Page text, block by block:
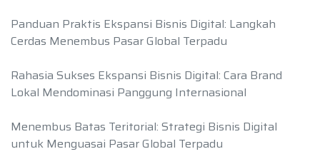
Panduan Praktis Ekspansi Bisnis Digital: Langkah
Cerdas Menembus Pasar Global Terpadu
Rahasia Sukses Ekspansi Bisnis Digital: Cara Brand
Lokal Mendominasi Panggung Internasional
Menembus Batas Teritorial: Strategi Bisnis Digital
untuk Menguasai Pasar Global Terpadu